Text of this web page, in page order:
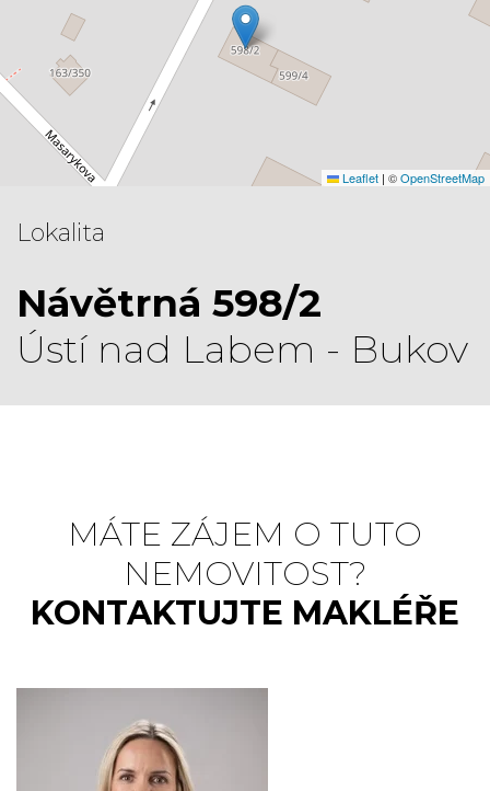
Leaflet | ©OpenStreetMap
Lokalita
Návětrná 598/2
Ústí nad Labem - Bukov
MÁTE ZÁJEM O TUTO
NEMOVITOST?
KONTAKTUJTE MAKLÉŘE